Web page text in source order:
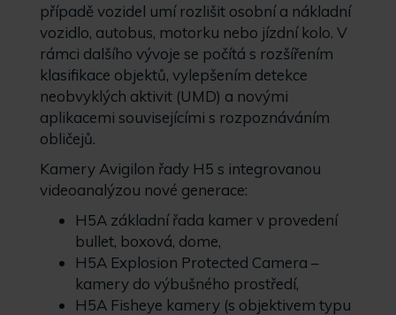
případě vozidel umí rozlišit osobní a nákladní
vozidlo, autobus, motorku nebo jízdní kolo. V
rámci dalšího vývoje se počítá s rozšířením
klasifikace objektů, vylepšením detekce
neobvyklých aktivit (UMD) a novými
aplikacemi souvisejícími s rozpoznáváním
obličejů.
Kamery Avigilon řady H5 s integrovanou
videoanalýzou nové generace:
H5A základní řada kamer v provedení
bullet, boxová, dome,
H5A Explosion Protected Camera –
kamery do výbušného prostředí,
H5A Fisheye kamery (s objektivem typu